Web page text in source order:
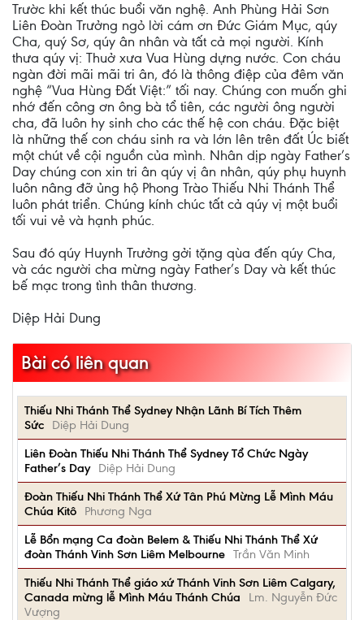
Trườc khi kết thúc buổi văn nghệ. Anh Phùng Hải Sơn
Liên Đoàn Trưởng ngỏ lời cám ơn Đức Giám Mục, qúy
Cha, quý Sơ, qúy ân nhân và tất cả mọi người. Kính
thưa qúy vị: Thuở xưa Vua Hùng dựng nước. Con cháu
ngàn đời mãi mãi tri ân, đó là thông điệp của đêm văn
nghệ “Vua Hùng Đất Việt:” tối nay. Chúng con muốn ghi
nhớ đến công ơn ông bà tổ tiên, các người ông người
cha, đã luôn hy sinh cho các thế hệ con cháu. Đặc biệt
là những thế con cháu sinh ra và lớn lên trên đất Úc biết
một chút về cội nguồn của mình. Nhân dịp ngày Father’s
Day chúng con xin tri ân qúy vị ân nhân, qúy phụ huynh
luôn nâng đỡ ủng hộ Phong Trào Thiếu Nhi Thánh Thể
luôn phát triển. Chúng kính chúc tất cả qúy vị một buổi
tối vui vẻ và hạnh phúc.
Sau đó qúy Huynh Trưởng gởi tặng qùa đến qúy Cha,
và các người cha mừng ngày Father’s Day và kết thúc
bế mạc trong tình thân thương.
Diệp Hải Dung
Bài có liên quan
Thiếu Nhi Thánh Thể Sydney Nhận Lãnh Bí Tích Thêm
Sức
Diệp Hải Dung
Liên Đoàn Thiếu Nhi Thánh Thể Sydney Tổ Chức Ngày
Father’s Day
Diệp Hải Dung
Đoàn Thiếu Nhi Thánh Thể Xứ Tân Phú Mừng Lễ Mình Máu
Chúa Kitô
Phương Nga
Lễ Bổn mạng Ca đoàn Belem & Thiếu Nhi Thánh Thể Xứ
đoàn Thánh Vinh Sơn Liêm Melbourne Trần Văn Minh
Thiếu Nhi Thánh Thể giáo xứ Thánh Vinh Sơn Liêm Calgary,
Canada mừng lễ Mình Máu Thánh Chúa
Lm. Nguyễn Đức
Vượng